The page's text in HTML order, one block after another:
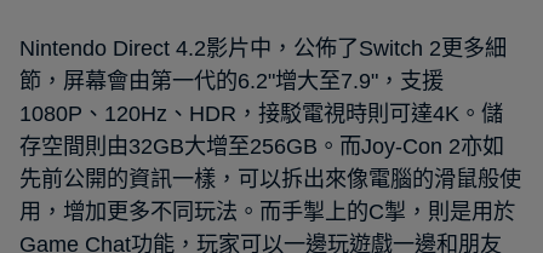
Nintendo Direct 4.2影片中，公佈了Switch 2更多細
節，屏幕會由第一代的6.2"增大至7.9"，支援
1080P、120Hz、HDR，接駁電視時則可達4K。儲
存空間則由32GB大增至256GB。而Joy-Con 2亦如
先前公開的資訊一樣，可以拆出來像電腦的滑鼠般使
用，增加更多不同玩法。而手掣上的C掣，則是用於
Game Chat功能，玩家可以一邊玩遊戲一邊和朋友